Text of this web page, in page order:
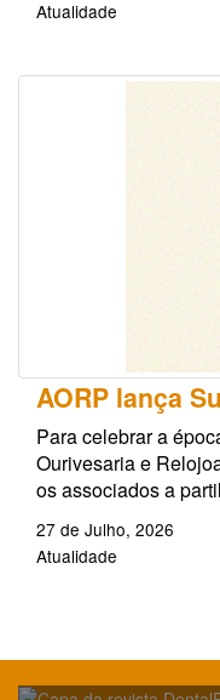
Atualidade
AORP lança
Para celebrar a
Ourivesaria e
os associados a
27 de Julho, 2026
Atualidade